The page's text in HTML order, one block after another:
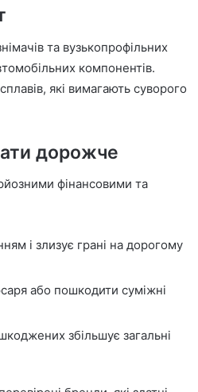
та вузькопрофільних
компонентів.
які вимагають суворого
дорожче
фінансовими та
і злизує грані на дорогому
або пошкодити суміжні
збільшує загальні